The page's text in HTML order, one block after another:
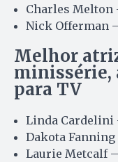
Charles Melton
Nick Offerman
Melhor
minissérie,
para TV
Linda Cardelini
Dakota Fanning
Laurie Metcalf